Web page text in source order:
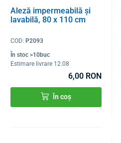
Aleză impermeabilă și
lavabilă, 80 x 110 cm
COD: P2093
În stoc >10buc
Estimare livrare 12.08
6,00 RON
În coș